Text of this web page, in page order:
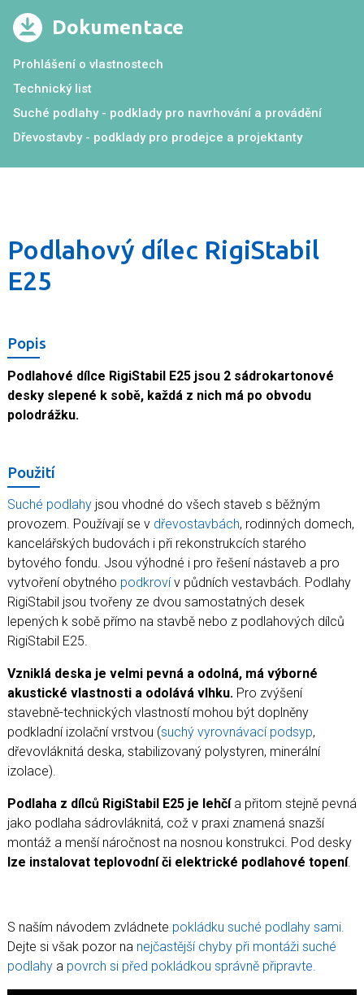
Dokumentace
Prohlášení o vlastnostech
Technický list
Suché podlahy - podklady pro navrhování a provádění
Dřevostavby - podklady pro prodejce a projektanty
Podlahový dílec RigiStabil
E25
Popis
Podlahové dílce RigiStabil E25 jsou 2 sádrokartonové
desky slepené k sobě, každá z nich má po obvodu
polodrážku.
Použití
Suché podlahy jsou vhodné do všech staveb s běžným
provozem. Používají se v dřevostavbách, rodinných domech,
kancelářských budovách i při rekonstrukcích starého
bytového fondu. Jsou výhodné i pro řešení nástaveb a pro
vytvoření obytného podkrovív půdních vestavbách. Podlahy
RigiStabil jsou tvořeny ze dvou samostatných desek
lepených k sobě přímo na stavbě nebo z podlahových dílců
RigiStabil E25.
Vzniklá deska je velmi pevná a odolná, má výborné
akustické vlastnosti a odolává vlhku. Pro zvýšení
stavebně-technických vlastností mohou být doplněny
podkladní izolační vrstvou (suchý vyrovnávací podsyp,
dřevovláknitá deska, stabilizovaný polystyren, minerální
izolace).
Podlaha z dílců RigiStabil E25 je lehčía přitom stejně pevná
jako podlaha sádrovláknitá, což v praxi znamená snazší
montáž a menší náročnost na nosnou konstrukci. Pod desky
lze instalovat teplovodní či elektrické podlahové topení.
S naším návodem zvládnete pokládku suché podlahy sami.
Dejte si však pozor na nejčastější chyby při montáži suché
podlahy a povrch si před pokládkou správně připravte.